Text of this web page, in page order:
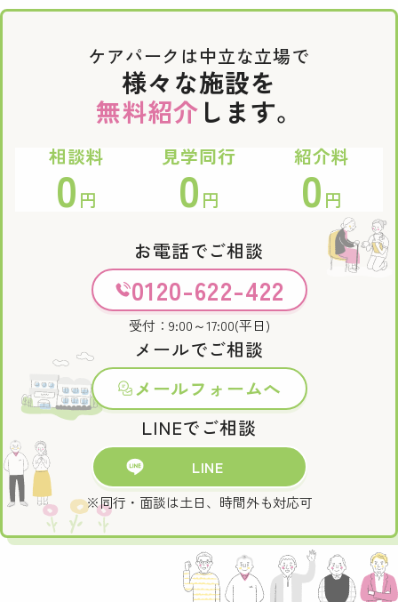
ケアパークは中立な立場で
様々な施設を
無料紹介 します。
相談料
0 円
見学同行
0 円
紹介料
0 円
お電話でご相談
0120-622-422
受付：9:00～17:00(平日)
メールでご相談
メールフォームへ
LINEでご相談
LINE
※同行・面談は土日、時間外も対応可